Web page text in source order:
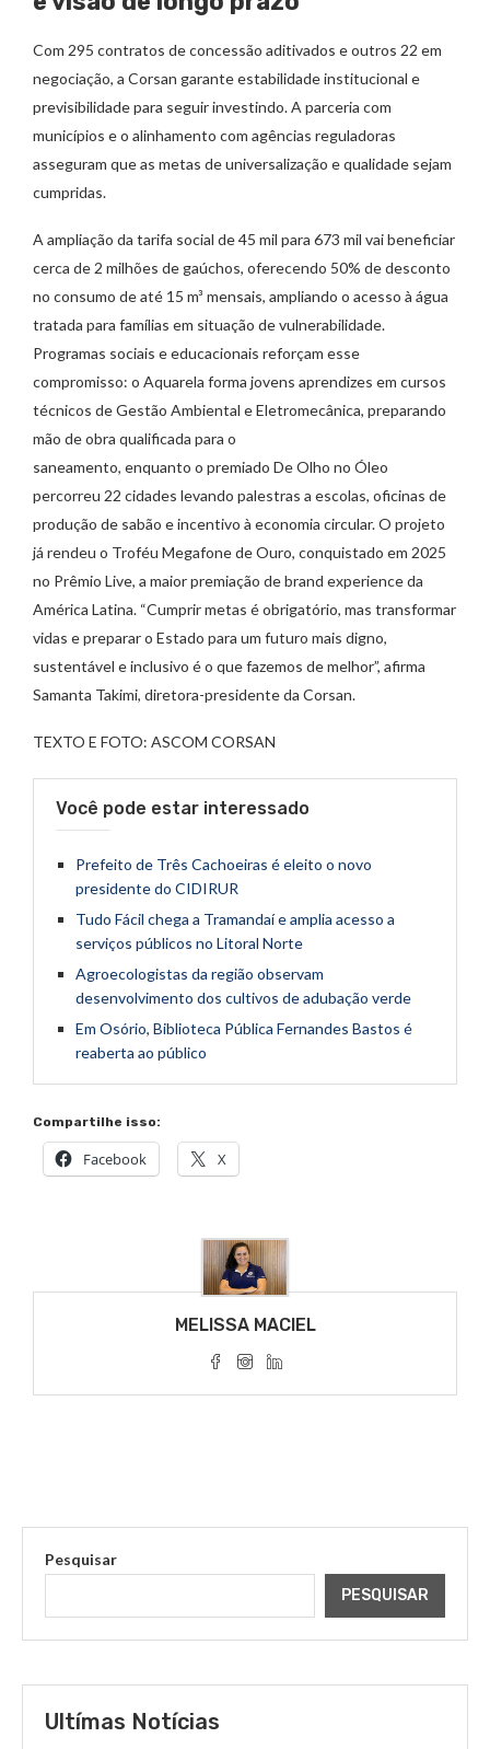
Com 295 contratos de concessão aditivados e outros 22 em
negociação, a Corsan garante estabilidade institucional e
previsibilidade para seguir investindo. A parceria com
municípios e o alinhamento com agências reguladoras
asseguram que as metas de universalização e qualidade sejam
cumpridas.
A ampliação da tarifa social de 45 mil para 673 mil vai beneficiar
cerca de 2 milhões de gaúchos, oferecendo 50% de desconto
no consumo de até 15 m³ mensais, ampliando o acesso à água
tratada para famílias em situação de vulnerabilidade.
Programas sociais e educacionais reforçam esse
compromisso: o Aquarela forma jovens aprendizes em cursos
técnicos de Gestão Ambiental e Eletromecânica, preparando
mão de obra qualificada para o
saneamento, enquanto o premiado De Olho no Óleo
percorreu 22 cidades levando palestras a escolas, oficinas de
produção de sabão e incentivo à economia circular. O projeto
já rendeu o Troféu Megafone de Ouro, conquistado em 2025
no Prêmio Live, a maior premiação de brand experience da
América Latina. “Cumprir metas é obrigatório, mas transformar
vidas e preparar o Estado para um futuro mais digno,
sustentável e inclusivo é o que fazemos de melhor”, afirma
Samanta Takimi, diretora-presidente da Corsan.
TEXTO E FOTO: ASCOM CORSAN
Você pode estar interessado
Prefeito de Três Cachoeiras é eleito o novo
presidente do CIDIRUR
Tudo Fácil chega a Tramandaí e amplia acesso a
serviços públicos no Litoral Norte
Agroecologistas da região observam
desenvolvimento dos cultivos de adubação verde
Em Osório, Biblioteca Pública Fernandes Bastos é
reaberta ao público
Compartilhe isso:
Facebook X
MELISSA MACIEL
Pesquisar
PESQUISAR
Ultímas Notícias